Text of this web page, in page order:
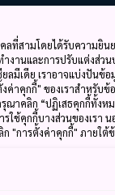
ลที่สามโดยได้รับความยิน
งานและการปรับแต่งส่ว
ลมีเดีย เราอาจแบ่งปันข้
ค่าคุกกี้" ของเราสำหรับ
ณาคลิก “ปฏิเสธคุกกี้ทั้งห
ใช้คุกกี้บางส่วนของเรา
ก "การตั้งค่าคุกกี้" ภายใต้